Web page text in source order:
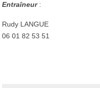
Entraîneur:
Rudy LANGUE
06 01 82 53 51